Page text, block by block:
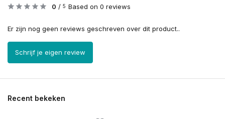
0 / 5 Based on 0 reviews
Er zijn nog geen reviews geschreven over dit product..
Schrijf je eigen review
Recent bekeken